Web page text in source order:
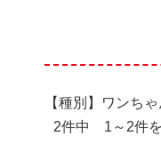
【種別】ワンち
2件中 1～2件